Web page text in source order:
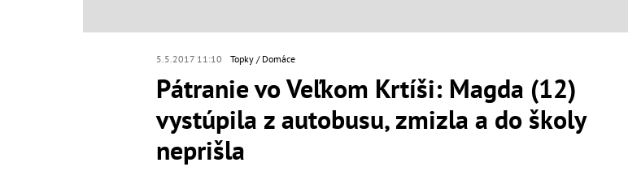
5.5.2017 11:10 Topky Domáce
Pátranie vo Veľkom Krtíši: Magda (12)
vystúpila z autobusu, zmizla a do školy
neprišla